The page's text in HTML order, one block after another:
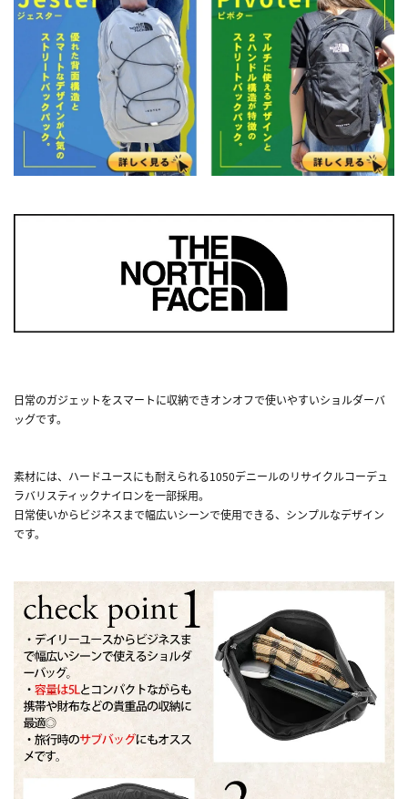
日常のガジェットをスマートに収納できオンオフで使いやすいショルダーバ
ッグです。
素材には、ハードユースにも耐えられる1050デニールのリサイクルコーデュ
ラバリスティックナイロンを一部採用。
日常使いからビジネスまで幅広いシーンで使用できる、シンプルなデザイン
です。